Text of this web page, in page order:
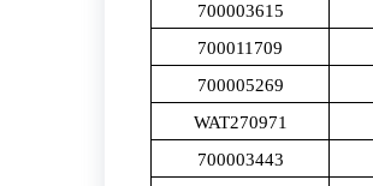
700003615
700011709
700005269
WAT270971
700003443